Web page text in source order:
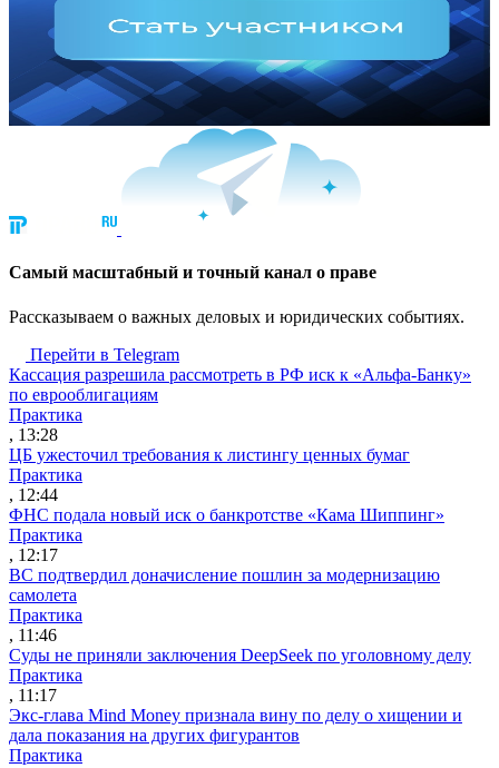
Cамый масштабный и точный канал о праве
Рассказываем о важных деловых и юридических событиях.
Перейти в Telegram
Кассация разрешила рассмотреть в РФ иск к «Альфа-Банку»
по еврооблигациям
Практика
, 13:28
ЦБ ужесточил требования к листингу ценных бумаг
Практика
, 12:44
ФНС подала новый иск о банкротстве «Кама Шиппинг»
Практика
, 12:17
ВС подтвердил доначисление пошлин за модернизацию
самолета
Практика
, 11:46
Суды не приняли заключения DeepSeek по уголовному делу
Практика
, 11:17
Экс-глава Mind Money признала вину по делу о хищении и
дала показания на других фигурантов
Практика